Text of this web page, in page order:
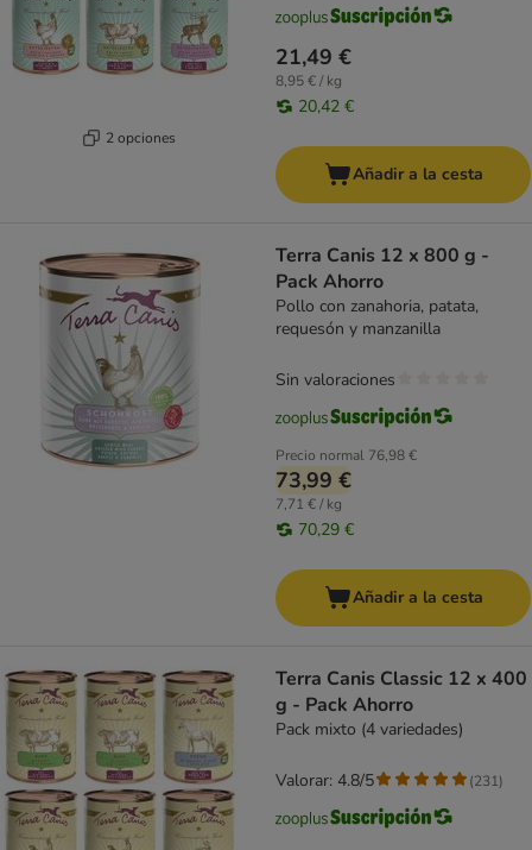
2 opciones
21,49 €
8,95 € / kg
20,42 €
Añadir a la cesta
Terra Canis 12 x 800 g -
Pack Ahorro
Pollo con zanahoria, patata,
requesón y manzanilla
Precio normal 76,98 €
73,99 €
7,71 € / kg
70,29 €
Sin valoraciones
Añadir a la cesta
Terra Canis Classic 12 x 400
g - Pack Ahorro
Pack mixto (4 variedades)
Valorar: 4.8/5 (231)